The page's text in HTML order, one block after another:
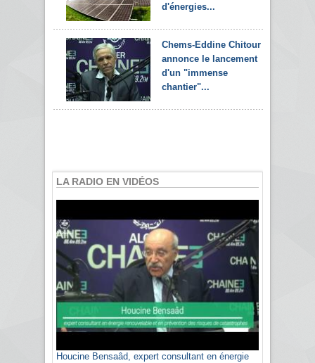
d'énergies...
Chems-Eddine Chitour
annonce le lancement
d'un "immense
chantier"...
LA RADIO EN VIDÉOS
Houcine Bensaâd, expert consultant en énergie